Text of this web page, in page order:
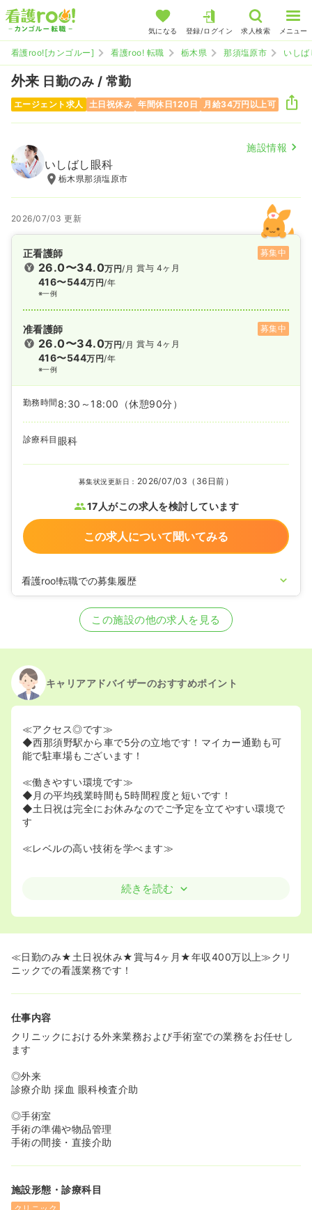
気になる 登録/ログイン 求人検索 メニュー
看護roo![カンゴルー] 看護roo! 転職 栃木県 那須塩原市 いし
外来 日勤のみ / 常勤
エージェント求人 土日祝休み 年間休日120日 月給34万円以上可
施設情報
いしばし眼科
栃木県那須塩原市
2026/07/03 更新
正看護師 募集中
26.0〜34.0万円/月
416〜544万円/年
※一例
賞与 4ヶ月
准看護師 募集中
26.0〜34.0万円/月
416〜544万円/年
※一例
賞与 4ヶ月
勤務時間 8:30～18:00 （休憩90分）
診療科目 眼科
募集状況更新日： 2026/07/03（36日前）
17人がこの求人を検討しています
この求人について聞いてみる
看護roo!転職での募集履歴
この施設の他の求人を見る
キャリアアドバイザーのおすすめポイント
≪アクセス◎です≫
◆西那須野駅から車で5分の立地です！マイカー通勤も可
能で駐車場もございます！
≪働きやすい環境です≫
◆月の平均残業時間も5時間程度と短いです！
◆土日祝は完全にお休みなのでご予定を立てやすい環境で
す
≪レベルの高い技術を学べます≫
続きを読む
≪日勤のみ★土日祝休み★賞与4ヶ月★年収400万以上≫クリ
ニックでの看護業務です！
仕事内容
クリニックにおける外来業務および手術室での業務をお任せし
ます
◎外来
診療介助 採血 眼科検査介助
◎手術室
手術の準備や物品管理
手術の間接・直接介助
施設形態・診療科目